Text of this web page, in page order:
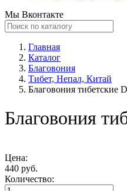
Мы Вконтакте
Главная
Каталог
Благовония
Тибет, Непал, Китай
Благовония тибетские
Благовония
Цена:
440 руб.
Количество: